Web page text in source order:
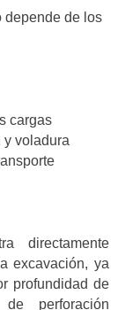
depende de los
cargas
y voladura
directamente
excavación, ya
profundidad de
perforación